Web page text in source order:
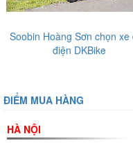
Soobin Hoàng Sơn chọn xe
điện DKBike
ĐIỂM MUA HÀNG
HÀ NỘI